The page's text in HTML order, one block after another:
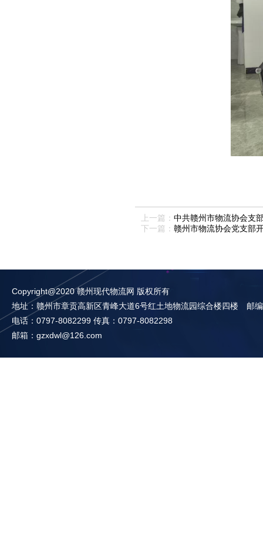
上一篇： 中共赣州市物流协会支
下一篇： 赣州市物流协会党支部
Copyright@2020 赣州现代物流网 版权所有
地址：赣州市章贡高新区青峰大道6号红土地物流园综合楼四楼 邮
电话：0797-8082299 传真：0797-8082298
邮箱：gzxdwl@126.com